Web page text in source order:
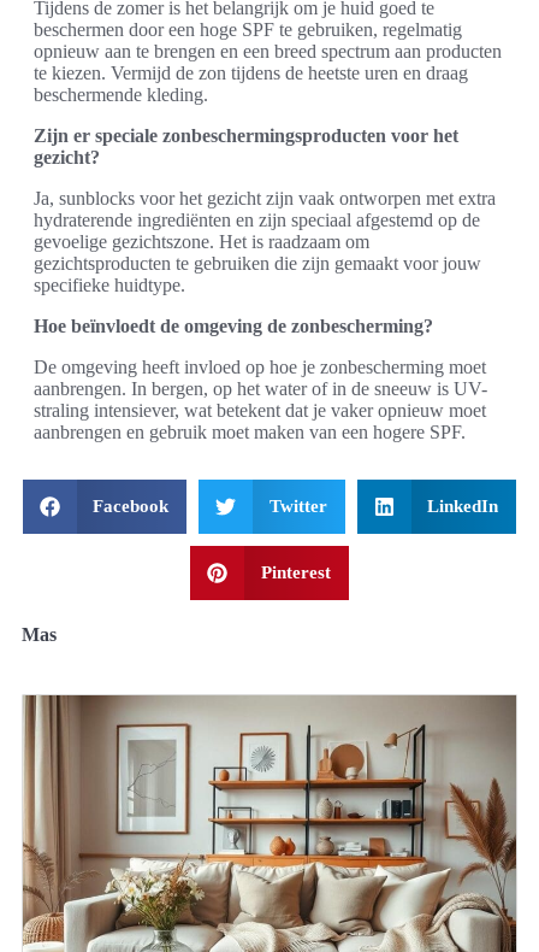
Tijdens de zomer is het belangrijk om je huid goed te
beschermen door een hoge SPF te gebruiken, regelmatig
opnieuw aan te brengen en een breed spectrum aan producten
te kiezen. Vermijd de zon tijdens de heetste uren en draag
beschermende kleding.
Zijn er speciale zonbeschermingsproducten voor het
gezicht?
Ja, sunblocks voor het gezicht zijn vaak ontworpen met extra
hydraterende ingrediënten en zijn speciaal afgestemd op de
gevoelige gezichtszone. Het is raadzaam om
gezichtsproducten te gebruiken die zijn gemaakt voor jouw
specifieke huidtype.
Hoe beïnvloedt de omgeving de zonbescherming?
De omgeving heeft invloed op hoe je zonbescherming moet
aanbrengen. In bergen, op het water of in de sneeuw is UV-
straling intensiever, wat betekent dat je vaker opnieuw moet
aanbrengen en gebruik moet maken van een hogere SPF.
Facebook Twitter LinkedIn
Pinterest
Mas